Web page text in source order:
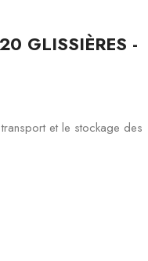
GLISSIÈRES -
et le stockage des